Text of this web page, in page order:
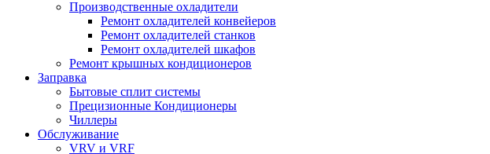
Производственные охладители
Ремонт охладителей конвейеров
Ремонт охладителей станков
Ремонт охладителей шкафов
Ремонт крышных кондиционеров
Заправка
Бытовые сплит системы
Прецизионные Кондиционеры
Чиллеры
Обслуживание
VRV и VRF